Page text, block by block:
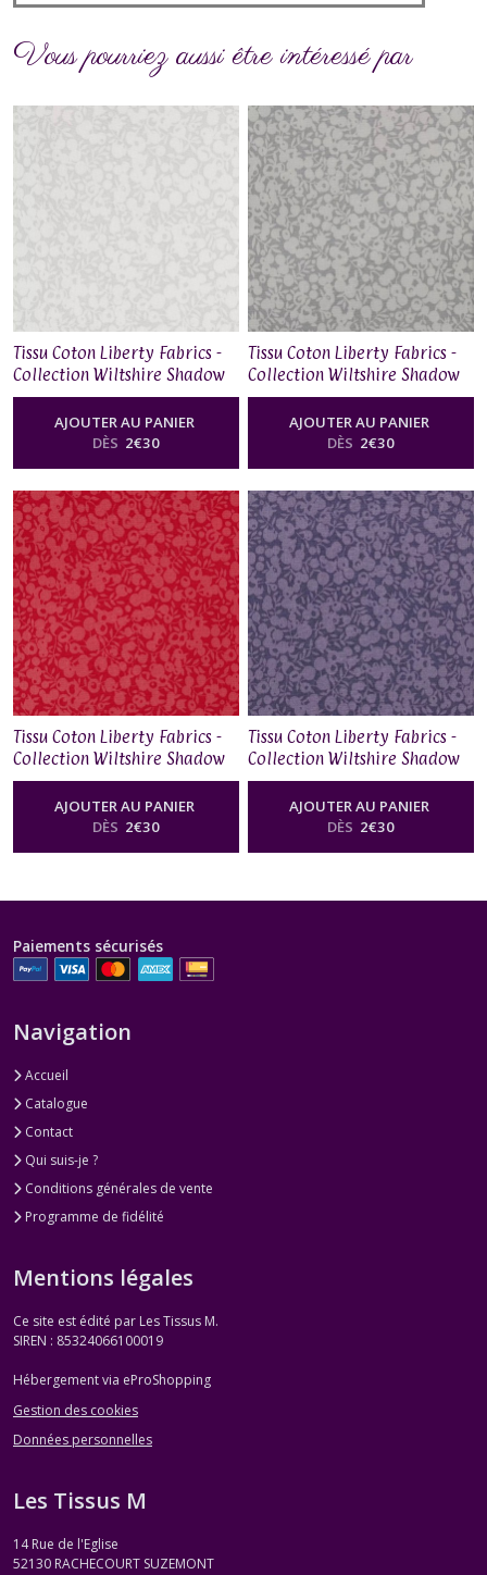
Vous pourriez aussi être intéressé par
Tissu Coton Liberty Fabrics -
Collection Wiltshire Shadow
– Dove
AJOUTER AU PANIER
DÈS 2€30
Tissu Coton Liberty Fabrics -
Collection Wiltshire Shadow
– Smoke
AJOUTER AU PANIER
DÈS 2€30
Tissu Coton Liberty Fabrics -
Collection Wiltshire Shadow
– Raspberry
AJOUTER AU PANIER
DÈS 2€30
Tissu Coton Liberty Fabrics -
Collection Wiltshire Shadow
– Lavender
AJOUTER AU PANIER
DÈS 2€30
Paiements sécurisés
Navigation
Accueil
Catalogue
Contact
Qui suis-je ?
Conditions générales de vente
Programme de fidélité
Mentions légales
Ce site est édité par Les Tissus M.
SIREN : 85324066100019
Hébergement via eProShopping
Gestion des cookies
Données personnelles
Les Tissus M
14 Rue de l'Eglise
52130 RACHECOURT SUZEMONT